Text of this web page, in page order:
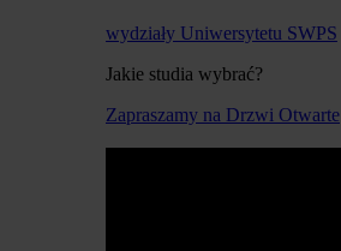
wydziały Uniwersytetu SWPS
Jakie studia wybrać?
Zapraszamy na Drzwi Otwarte